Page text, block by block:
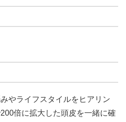
やライフスタイルをヒアリン
倍に拡大した頭皮を一緒に確